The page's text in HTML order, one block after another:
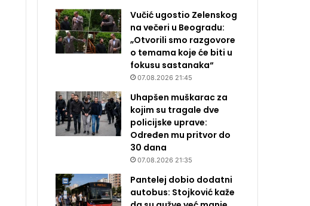
Vučić ugostio Zelenskog
na večeri u Beogradu:
„Otvorili smo razgovore
o temama koje će biti u
fokusu sastanaka“
07.08.2026 21:45
Uhapšen muškarac za
kojim su tragale dve
policijske uprave:
Određen mu pritvor do
30 dana
07.08.2026 21:35
Pantelej dobio dodatni
autobus: Stojković kaže